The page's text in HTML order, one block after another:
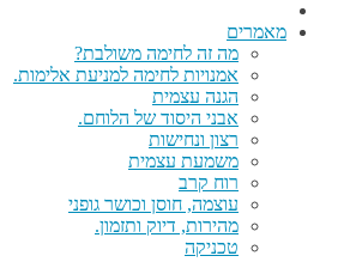
מאמרים
מה זה לחימה משולבת?
אמנויות לחימה למניעת אלימות.
הגנה עצמית
אבני היסוד של הלוחם.
רצון ונחישות
משמעת עצמית
רוח קרב
עוצמה, חוסן וכושר גופני
מהירות, דיוק ותזמון.
טכניקה